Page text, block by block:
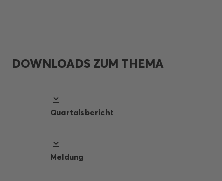
DOWNLOADS ZUM THEMA
Quartalsbericht
Meldung